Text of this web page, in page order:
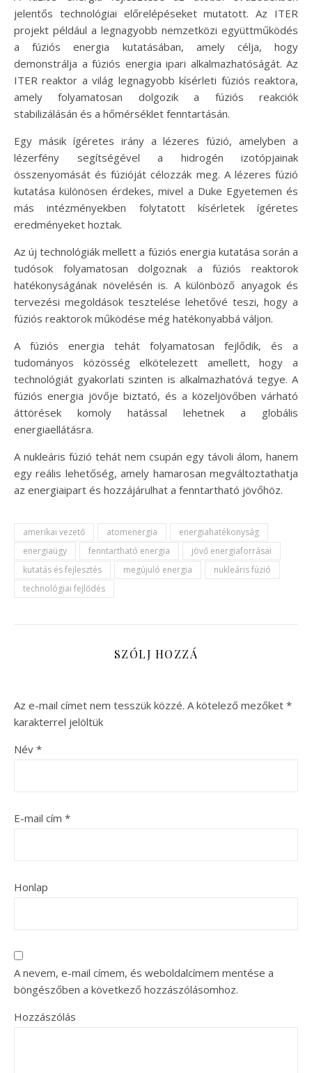
jelentős technológiai előrelépéseket mutatott. Az ITER
projekt például a legnagyobb nemzetközi együttműködés
a fúziós energia kutatásában, amely célja, hogy
demonstrálja a fúziós energia ipari alkalmazhatóságát. Az
ITER reaktor a világ legnagyobb kísérleti fúziós reaktora,
amely folyamatosan dolgozik a fúziós reakciók
stabilizálásán és a hőmérséklet fenntartásán.
Egy másik ígéretes irány a lézeres fúzió, amelyben a
lézerfény segítségével a hidrogén izotópjainak
összenyomását és fúzióját célozzák meg. A lézeres fúzió
kutatása különösen érdekes, mivel a Duke Egyetemen és
más intézményekben folytatott kísérletek ígéretes
eredményeket hoztak.
Az új technológiák mellett a fúziós energia kutatása során a
tudósok folyamatosan dolgoznak a fúziós reaktorok
hatékonyságának növelésén is. A különböző anyagok és
tervezési megoldások tesztelése lehetővé teszi, hogy a
fúziós reaktorok működése még hatékonyabbá váljon.
A fúziós energia tehát folyamatosan fejlődik, és a
tudományos közösség elkötelezett amellett, hogy a
technológiát gyakorlati szinten is alkalmazhatóvá tegye. A
fúziós energia jövője biztató, és a közeljövőben várható
áttörések komoly hatással lehetnek a globális
energiaellátásra.
A nukleáris fúzió tehát nem csupán egy távoli álom, hanem
egy reális lehetőség, amely hamarosan megváltoztathatja
az energiaipart és hozzájárulhat a fenntartható jövőhöz.
amerikai vezető atomenergia
energiahatékonyság
energiaügy
fenntartható energia
jövő energiaforrásai
kutatás és fejlesztés
megújuló energia
nukleáris fúzió
technológiai fejlődés
SZÓLJ HOZZÁ
Az e-mail címet nem tesszük közzé. A kötelező mezőket *
karakterrel jelöltük
Név *
E-mail cím *
Honlap
A nevem, e-mail címem, és weboldalcímem mentése a
böngészőben a következő hozzászólásomhoz.
Hozzászólás